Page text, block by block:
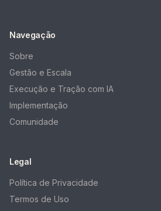
Navegação
Sobre
Gestão e Escala
Execução e Tração com IA
Implementação
Comunidade
Legal
Política de Privacidade
Termos de Uso